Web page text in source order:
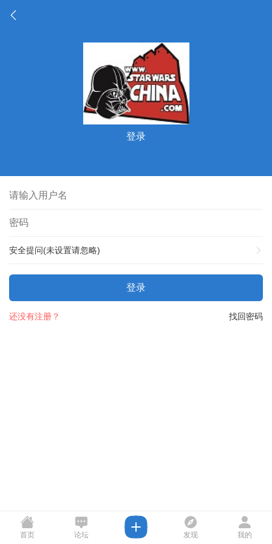
登录
安全提问(未设置请忽略)
登录
找回密码
还没有注册？
首页 论坛 发现 我的